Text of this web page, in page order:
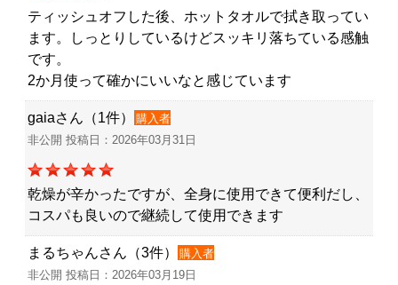
ティッシュオフした後、ホットタオルで拭き取ってい
ます。しっとりしているけどスッキリ落ちている感触
です。
2か月使って確かにいいなと感じています
gaiaさん（1件）
購入者
非公開 投稿日：2026年03月31日
乾燥が辛かったですが、全身に使用できて便利だし、
コスパも良いので継続して使用できます
まるちゃんさん（3件）
購入者
非公開 投稿日：2026年03月19日